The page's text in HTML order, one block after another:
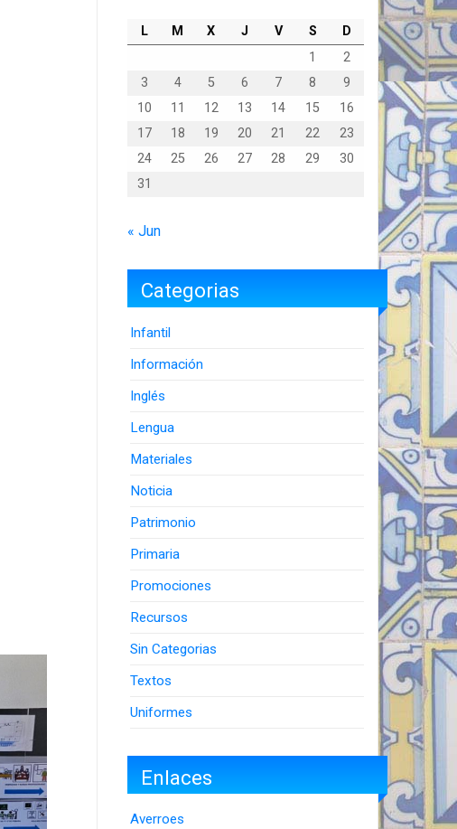
L M X J V S
D
1
2
3
4 5 6 7 8
9
10
11 12 13 14 15
16
17
18 19 20 21 22
23
24
25 26 27 28 29
30
31
« Jun
Categorias
Infantil
Información
Inglés
Lengua
Materiales
Noticia
Patrimonio
Primaria
Promociones
Recursos
Sin Categorias
Textos
Uniformes
Enlaces
Averroes